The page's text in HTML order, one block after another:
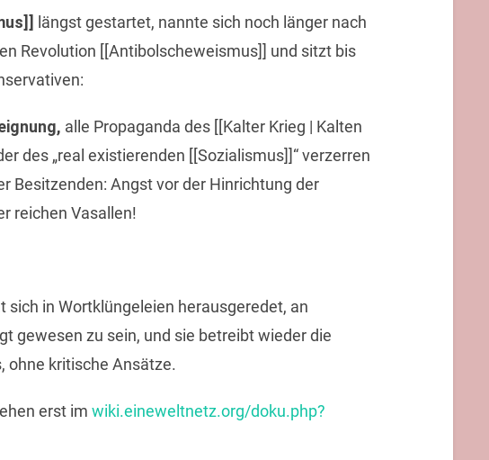
längst gestartet, nannte sich noch länger nach
Revolution [[Antibolscheweismus]] und sitzt bis
alle Propaganda des [[Kalter Krieg | Kalten
des „real existierenden [[Sozialismus]]“ verzerren
Besitzenden: Angst vor der Hinrichtung der
reichen Vasallen!
sich in Wortklüngeleien herausgeredet, an
gewesen zu sein, und sie betreibt wieder die
ohne kritische Ansätze.
erst im wiki.eineweltnetz.org/doku.php?